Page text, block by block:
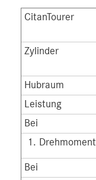
CitanTourer
Zylinder
Hubraum
Leistung
Bei
Drehmoment
Bei